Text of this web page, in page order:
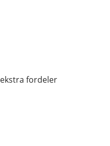
fordeler